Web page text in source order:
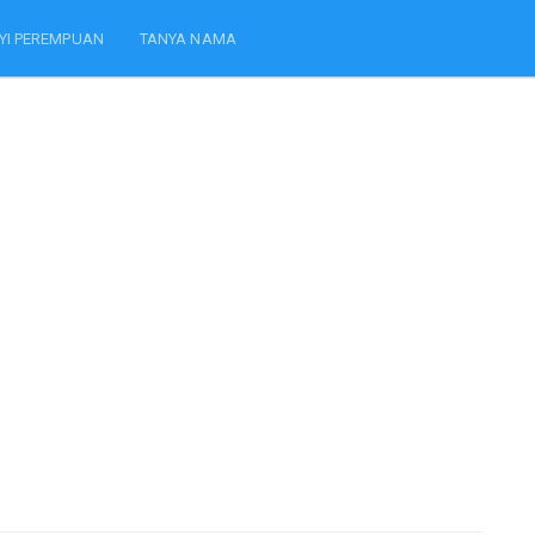
PEREMPUAN TANYA NAMA